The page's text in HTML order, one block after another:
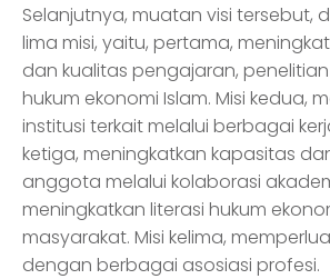
Selanjutnya, muatan visi tersebut,
lima misi, yaitu, pertama,
dan kualitas pengajaran,
hukum ekonomi Islam. Misi kedua,
institusi terkait melalui berbagai
ketiga, meningkatkan kapasitas
anggota melalui kolaborasi
meningkatkan literasi hukum
masyarakat. Misi kelima,
dengan berbagai asosiasi profesi.